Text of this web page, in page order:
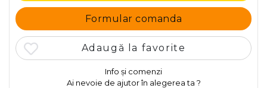
Formular comanda
Adaugă la favorite
Info și comenzi
Ai nevoie de ajutor în alegerea ta ?